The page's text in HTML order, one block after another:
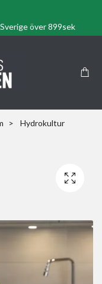
över 899sek
Hydrokultur